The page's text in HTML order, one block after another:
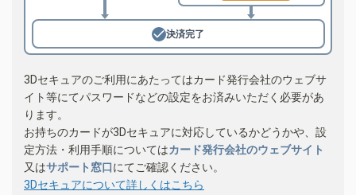
決済完了
3Dセキュアのご利用にあたってはカード発行会社のウェブサ
イト等にてパスワードなどの設定をお済みいただく必要があ
ります。
お持ちのカードが3Dセキュアに対応しているかどうかや、設
定方法・利用手順についてはカード発行会社のウェブサイト
又はサポート窓口にてご確認ください。
3Dセキュアについて詳しくはこちら